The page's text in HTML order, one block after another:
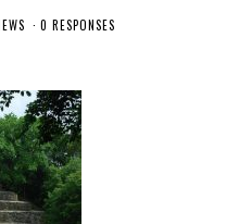
0 RESPONSES